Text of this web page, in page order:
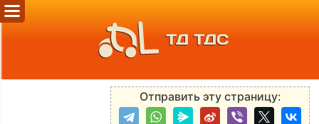
ТД ТДС
Отправить эту страницу: